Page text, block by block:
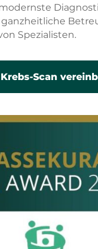
ganzheitliche
Spezialisten.
Scan